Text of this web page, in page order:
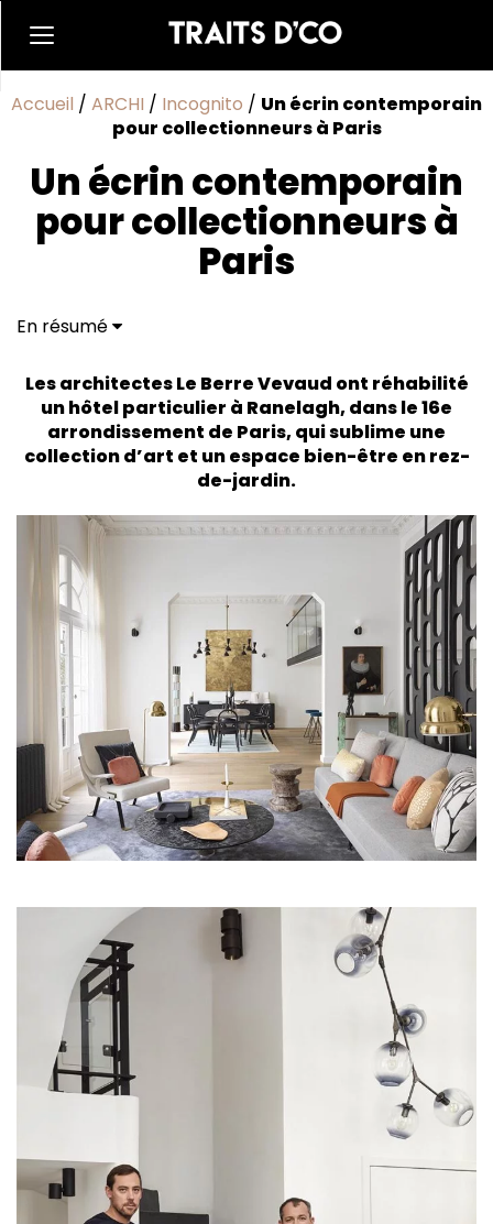
Accueil / ARCHI / Incognito / Un écrin contemporain
pour collectionneurs à Paris
Un écrin contemporain
pour collectionneurs à
Paris
En résumé
Art & Bien-être
Les architectes Le Berre Vevaud ont réhabilité
un hôtel particulier à Ranelagh, dans le 16e
arrondissement de Paris, qui sublime une
collection d’art et un espace bien-être en rez-
de-jardin.